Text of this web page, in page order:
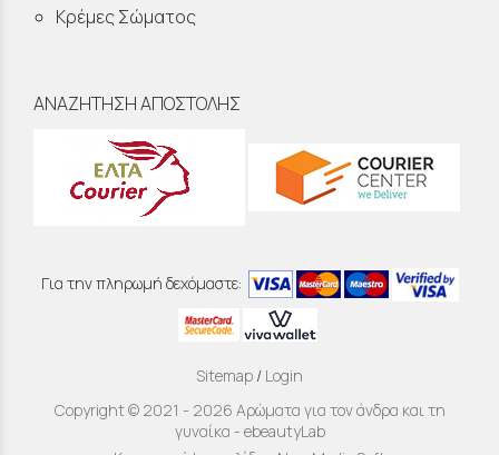
Κρέμες Σώματος
ΑΝΑΖΗΤΗΣΗ ΑΠΟΣΤΟΛΗΣ
Για την πληρωμή δεχόμαστε:
Sitemap / Login
Copyright © 2021 - 2026 Αρώματα για τον άνδρα και τη
γυναίκα - ebeautyLab